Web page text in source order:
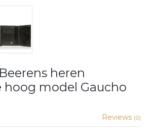
heren
hoog model Gaucho
Reviews (0)